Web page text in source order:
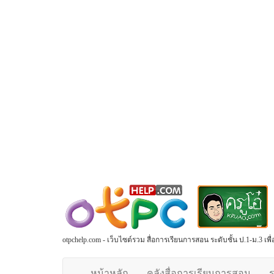
otpchelp.com - เว็บไซต์รวม สื่อการเรียนการสอน ระดับชั้น ป.1-ม.3 เ